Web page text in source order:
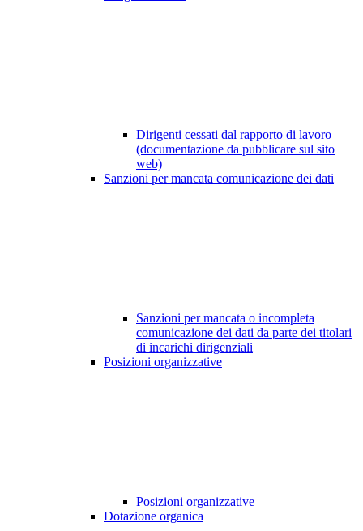
Dirigenti cessati dal rapporto di lavoro
(documentazione da pubblicare sul sito
web)
Sanzioni per mancata comunicazione dei dati
Sanzioni per mancata o incompleta
comunicazione dei dati da parte dei titolari
di incarichi dirigenziali
Posizioni organizzative
Posizioni organizzative
Dotazione organica